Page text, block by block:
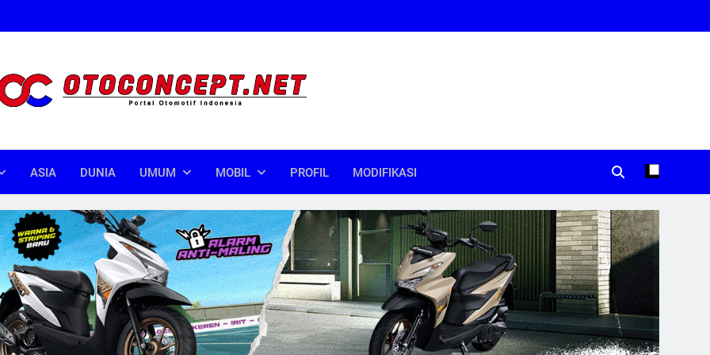
ASIA DUNIA UMUM MOBIL PROFIL MODIFIKASI